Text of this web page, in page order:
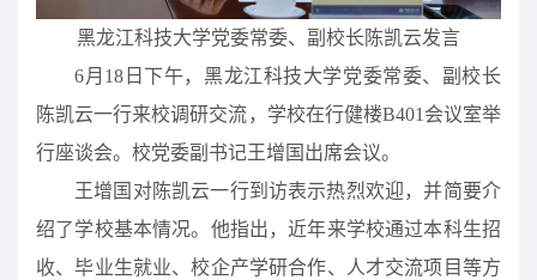
黑龙江科技大学党委常委、副校长陈凯云发言
6月18日下午，黑龙江科技大学党委常委、副校长
陈凯云一行来校调研交流，学校在行健楼B401会议室举
行座谈会。校党委副书记王增国出席会议。
王增国对陈凯云一行到访表示热烈欢迎，并简要介
绍了学校基本情况。他指出，近年来学校通过本科生招
收、毕业生就业、校企产学研合作、人才交流项目等方